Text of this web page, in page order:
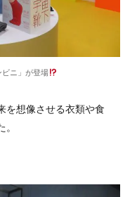
ビニ」が登場
を想像させる衣類や食